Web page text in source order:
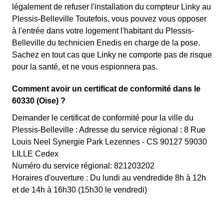
légalement de refuser l'installation du compteur Linky au
Plessis-Belleville Toutefois, vous pouvez vous opposer
à l'entrée dans votre logement l'habitant du Plessis-
Belleville du technicien Enedis en charge de la pose.
Sachez en tout cas que Linky ne comporte pas de risque
pour la santé, et ne vous espionnera pas.
Comment avoir un certificat de conformité dans le
60330 (Oise) ?
Demander le certificat de conformité pour la ville du
Plessis-Belleville : Adresse du service régional : 8 Rue
Louis Neel Synergie Park Lezennes - CS 90127 59030
LILLE Cedex
Numéro du service régional: 821203202
Horaires d'ouverture : Du lundi au vendredide 8h à 12h
et de 14h à 16h30 (15h30 le vendredi)